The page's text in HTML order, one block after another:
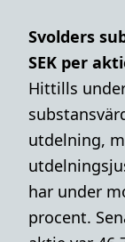
Svolders
SEK per
Hittills
utdelning,
har under
procent.